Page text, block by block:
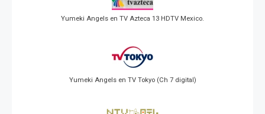
Yumeki Angels en TV Azteca 13 HDTV Mexico.
Yumeki Angels en TV Tokyo (Ch 7 digital)